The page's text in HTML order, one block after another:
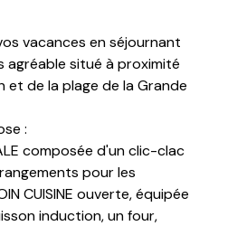
vacances en séjournant
situé à proximité
et de la plage de la Grande
:
composée d'un clic-clac
pour les
CUISINE ouverte, équipée
induction, un four,